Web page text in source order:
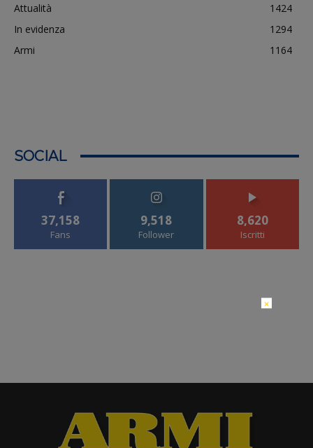
Attualità
1424
In evidenza
1294
Armi
1164
SOCIAL
37,158
Fans
9,518
Follower
8,620
Iscritti
×